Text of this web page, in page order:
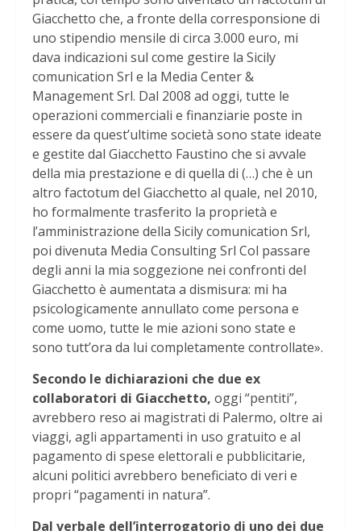
Giacchetto che, a fronte della corresponsione di
uno stipendio mensile di circa 3.000 euro, mi
dava indicazioni sul come gestire la Sicily
comunication Srl e la Media Center &
Management Srl. Dal 2008 ad oggi, tutte le
operazioni commerciali e finanziarie poste in
essere da quest’ultime società sono state ideate
e gestite dal Giacchetto Faustino che si avvale
della mia prestazione e di quella di (…) che è un
altro factotum del Giacchetto al quale, nel 2010,
ho formalmente trasferito la proprietà e
l’amministrazione della Sicily comunication Srl,
poi divenuta Media Consulting Srl Col passare
degli anni la mia soggezione nei confronti del
Giacchetto è aumentata a dismisura: mi ha
psicologicamente annullato come persona e
come uomo, tutte le mie azioni sono state e
sono tutt’ora da lui completamente controllate».
Secondo le dichiarazioni che due ex
collaboratori di Giacchetto, oggi “pentiti”,
avrebbero reso ai magistrati di Palermo, oltre ai
viaggi, agli appartamenti in uso gratuito e al
pagamento di spese elettorali e pubblicitarie,
alcuni politici avrebbero beneficiato di veri e
propri “pagamenti in natura”.
Dal verbale dell’interrogatorio di uno dei due